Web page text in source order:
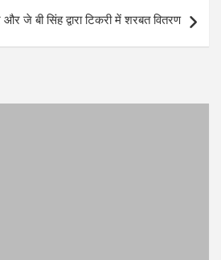
जे बी सिंह द्वारा टिकरी में शरबत वितरण